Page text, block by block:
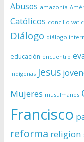
Abusos amazonía
Católicos concilio
Diálogo diálogo
educación encuentro
indígenas Jesus
Mujeres musulmanes
Francisco
reforma religion